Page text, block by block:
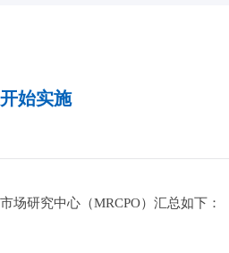
始实施
场研究中心（MRCPO）汇总如下：